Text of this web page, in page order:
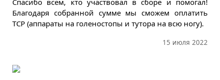
Спасибо всем, кто участвовал в сборе и помогал!
Благодаря собранной сумме мы сможем оплатить
ТСР (аппараты на голеностопы и тутора на всю ногу).
15 июля 2022